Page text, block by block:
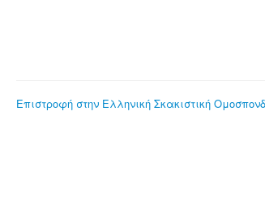
Επιστροφή στην Ελληνική Σκακιστική